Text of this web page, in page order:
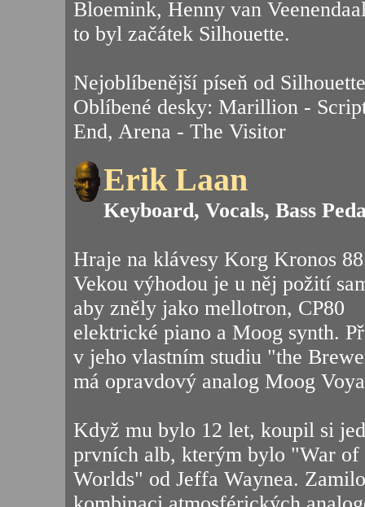
Bloemink, Henny van
to byl začátek Silhouette.
Nejoblíbenější píseň od
Oblíbené desky: Marillion -
End, Arena - The Visitor
Erik Laan
Keyboard, Vocals, Bass
Hraje na klávesy Korg Kronos
Vekou výhodou je u něj požití
aby zněly jako mellotron, CP80
elektrické piano a Moog synth.
v jeho vlastním studiu "the
má opravdový analog Moog
Když mu bylo 12 let, koupil si
prvních alb, kterým bylo "War of
Worlds" od Jeffa Waynea.